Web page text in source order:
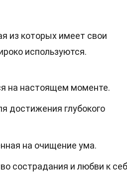
из которых имеет свои
используются.
на настоящем моменте.
достижения глубокого
на очищение ума.
сострадания и любви к